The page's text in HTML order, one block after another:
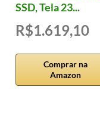
SSD, Tela 23...
R$1.619,10
Comprar na
Amazon